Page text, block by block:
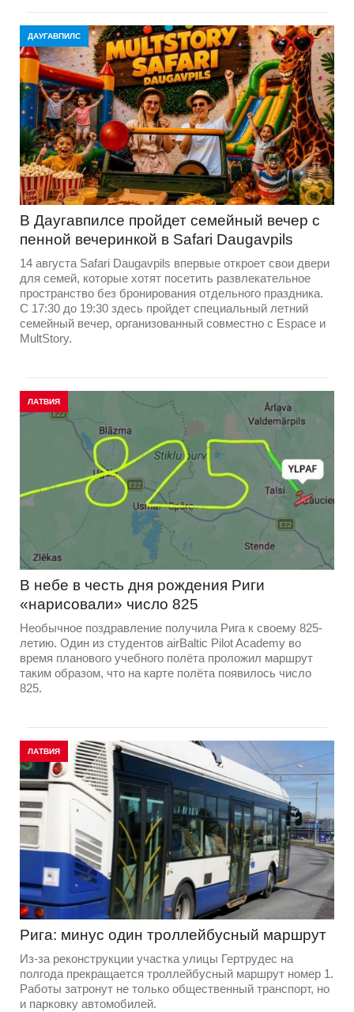
ДАУГАВПИЛС
В Даугавпилсе пройдет семейный вечер с
пенной вечеринкой в Safari Daugavpils
14 августа Safari Daugavpils впервые откроет свои двери
для семей, которые хотят посетить развлекательное
пространство без бронирования отдельного праздника.
С 17:30 до 19:30 здесь пройдет специальный летний
семейный вечер, организованный совместно с Espace и
MultStory.
ЛАТВИЯ
В небе в честь дня рождения Риги
«нарисовали» число 825
Необычное поздравление получила Рига к своему 825-
летию. Один из студентов airBaltic Pilot Academy во
время планового учебного полёта проложил маршрут
таким образом, что на карте полёта появилось число
825.
ЛАТВИЯ
Рига: минус один троллейбусный маршрут
Из-за реконструкции участка улицы Гертрудес на
полгода прекращается троллейбусный маршрут номер 1.
Работы затронут не только общественный транспорт, но
и парковку автомобилей.